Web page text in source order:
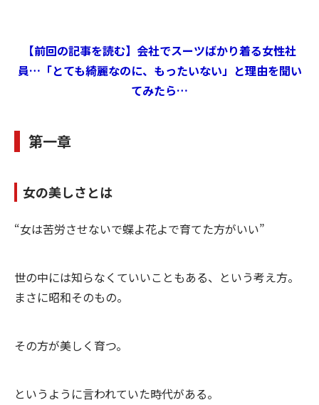
【前回の記事を読む】会社でスーツばかり着る女性社
員…「とても綺麗なのに、もったいない」と理由を聞い
てみたら…
第一章
女の美しさとは
“女は苦労させないで蝶よ花よで育てた方がいい”
世の中には知らなくていいこともある、という考え方。
まさに昭和そのもの。
その方が美しく育つ。
というように言われていた時代がある。